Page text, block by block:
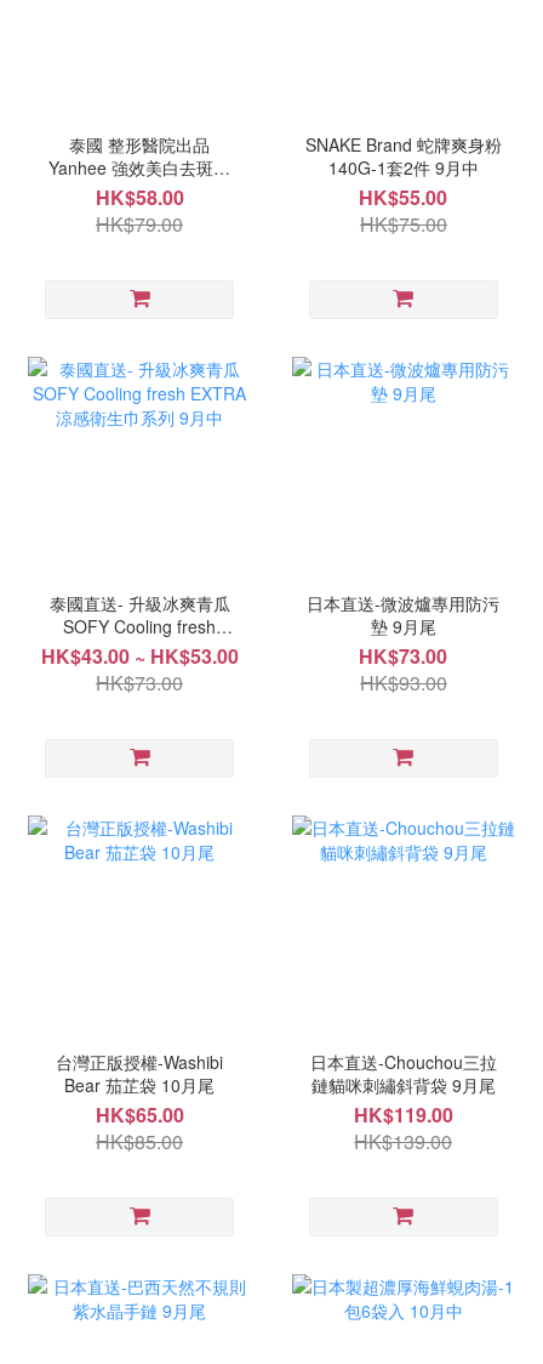
泰國 整形醫院出品
Yanhee 強效美白去斑膏
20g 9月中
HK$58.00
HK$79.00
SNAKE Brand 蛇牌爽身粉
140G-1套2件 9月中
HK$55.00
HK$75.00
泰國直送- 升級冰爽青瓜
SOFY Cooling fresh
EXTRA 涼感衛生巾系列 9
月中
HK$43.00 ~ HK$53.00
HK$73.00
日本直送-微波爐專用防污
墊 9月尾
HK$73.00
HK$93.00
台灣正版授權-Washibi
Bear 茄芷袋 10月尾
HK$65.00
HK$85.00
日本直送-Chouchou三拉
鏈貓咪刺繡斜背袋 9月尾
HK$119.00
HK$139.00